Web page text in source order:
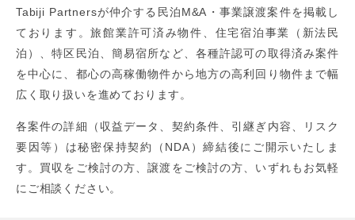
Tabiji Partnersが仲介する民泊M&A・事業譲渡案件を掲載し
ております。旅館業許可済み物件、住宅宿泊事業（新法民
泊）、特区民泊、簡易宿所など、各種許認可の取得済み案件
を中心に、都心の高稼働物件から地方の高利回り物件まで幅
広く取り扱いを進めております。
各案件の詳細（収益データ、契約条件、引継ぎ内容、リスク
要因等）は秘密保持契約（NDA）締結後にご開示いたしま
す。買収をご検討の方、譲渡をご検討の方、いずれもお気軽
にご相談ください。